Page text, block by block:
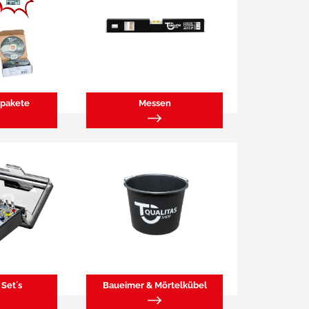
Messen
Baueimer & Mörtelkübel